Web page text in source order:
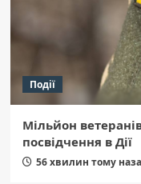
Події
Мільйон
посвідчення в Дії
56 хвилин тому